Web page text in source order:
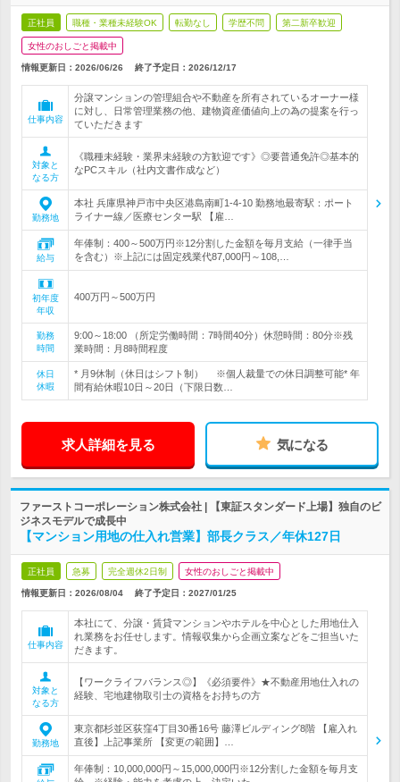
正社員 職種・業種未経験OK 転勤なし 学歴不問 第二新卒歓迎
女性のおしごと掲載中
情報更新日：2026/06/26 終了予定日： 2026/12/17
仕事内容
分譲マンションの管理組合や不動産を所有されているオーナー様
に対し、日常管理業務の他、建物資産価値向上の為の提案を行っ
ていただきます
対象と
なる方
《職種未経験・業界未経験の方歓迎です》◎要普通免許◎基本的
なPCスキル（社内文書作成など）
勤務地
本社 兵庫県神戸市中央区港島南町1-4-10 勤務地最寄駅：ポート
ライナー線／医療センター駅 【雇…
給与
年俸制：400～500万円※12分割した金額を毎月支給（一律手当
を含む）※上記には固定残業代87,000円～108,…
初年度
年収
400万円～500万円
勤務
時間
9:00～18:00 （所定労働時間：7時間40分）休憩時間：80分※残
業時間：月8時間程度
休日
休暇
* 月9休制（休日はシフト制） ※個人裁量での休日調整可能* 年
間有給休暇10日～20日（下限日数…
求人詳細を見る 気になる
ファーストコーポレーション株式会社 | 【東証スタンダード上場】独自のビ
ジネスモデルで成長中
【マンション用地の仕入れ営業】部長クラス／年休127日
正社員 急募 完全週休2日制 女性のおしごと掲載中
情報更新日：2026/08/04 終了予定日： 2027/01/25
仕事内容
本社にて、分譲・賃貸マンションやホテルを中心とした用地仕入
れ業務をお任せします。情報収集から企画立案などをご担当いた
だきます。
対象と
なる方
【ワークライフバランス◎】《必須要件》★不動産用地仕入れの
経験、宅地建物取引士の資格をお持ちの方
勤務地
東京都杉並区荻窪4丁目30番16号 藤澤ビルディング8階 【雇入れ
直後】上記事業所 【変更の範囲】…
年俸制：10,000,000円～15,000,000円※12分割した金額を毎月支